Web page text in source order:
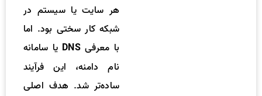
هر سایت یا سیستم در
شبکه کار سختی بود. اما
با معرفیDNS یا سامانه
نام دامنه، این فرآیند
ساده‌تر شد. هدف اصلی